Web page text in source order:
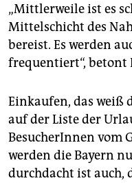
„Mittlerweile ist es
Mittelschicht des
bereist. Es werden
frequentiert“, betont
Einkaufen, das weiß
auf der Liste der
BesucherInnen vom
werden die Bayern
durchdacht ist auch,